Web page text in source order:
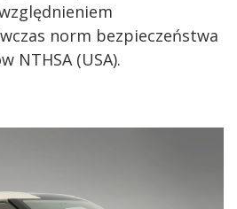
norm bezpieczeństwa
NTHSA (USA).